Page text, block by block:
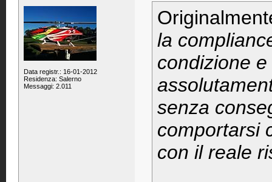
Data registr.: 16-01-2012
Residenza: Salerno
Messaggi: 2.011
la
condizione
senza
comportarsi
con il reale